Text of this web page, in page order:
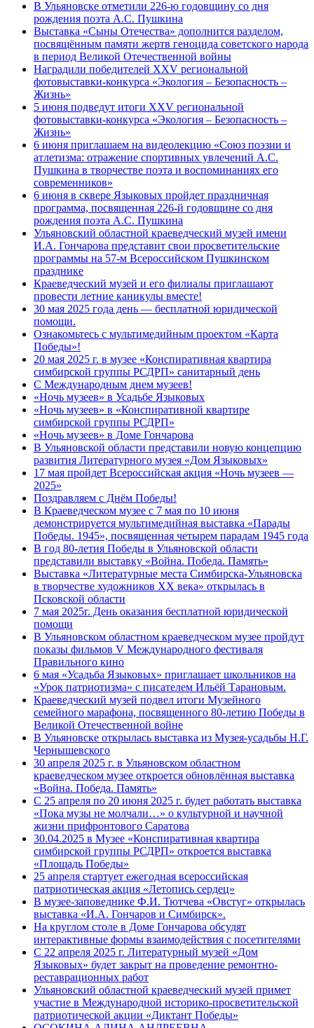
В Ульяновске отметили 226-ю годовщину со дня
рождения поэта А.С. Пушкина
Выставка «Сыны Отечества» дополнится разделом,
посвящённым памяти жертв геноцида советского народа
в период Великой Отечественной войны
Наградили победителей XXV региональной
фотовыставки-конкурса «Экология – Безопасность –
Жизнь»
5 июня подведут итоги XXV региональной
фотовыставки-конкурса «Экология – Безопасность –
Жизнь»
6 июня приглашаем на видеолекцию «Союз поэзии и
атлетизма: отражение спортивных увлечений А.С.
Пушкина в творчестве поэта и воспоминаниях его
современников»
6 июня в сквере Языковых пройдет праздничная
программа, посвященная 226-й годовщине со дня
рождения поэта А.С. Пушкина
Ульяновский областной краеведческий музей имени
И.А. Гончарова представит свои просветительские
программы на 57-м Всероссийском Пушкинском
празднике
Краеведческий музей и его филиалы приглашают
провести летние каникулы вместе!
30 мая 2025 года день — бесплатной юридической
помощи.
Ознакомьтесь с мультимедийным проектом «Карта
Победы»!
20 мая 2025 г. в музее «Конспиративная квартира
симбирской группы РСДРП» санитарный день
С Международным днем музеев!
«Ночь музеев» в Усадьбе Языковых
«Ночь музеев» в «Конспиративной квартире
симбирской группы РСДРП»
«Ночь музеев» в Доме Гончарова
В Ульяновской области представили новую концепцию
развития Литературного музея «Дом Языковых»
17 мая пройдет Всероссийская акция «Ночь музеев —
2025»
Поздравляем с Днём Победы!
В Краеведческом музее с 7 мая по 10 июня
демонстрируется мультимедийная выставка «Парады
Победы. 1945», посвященная четырем парадам 1945 года
В год 80-летия Победы в Ульяновской области
представили выставку «Война. Победа. Память»
Выставка «Литературные места Симбирска-Ульяновска
в творчестве художников XX века» открылась в
Псковской области
7 мая 2025г. День оказания бесплатной юридической
помощи
В Ульяновском областном краеведческом музее пройдут
показы фильмов V Международного фестиваля
Правильного кино
6 мая «Усадьба Языковых» приглашает школьников на
«Урок патриотизма» с писателем Ильёй Тарановым.
Краеведческий музей подвел итоги Музейного
семейного марафона, посвященного 80-летию Победы в
Великой Отечественной войне
В Ульяновске открылась выставка из Музея-усадьбы Н.Г.
Чернышевского
30 апреля 2025 г. в Ульяновском областном
краеведческом музее откроется обновлённая выставка
«Война. Победа. Память»
С 25 апреля по 20 июня 2025 г. будет работать выставка
«Пока музы не молчали…» о культурной и научной
жизни прифронтового Саратова
30.04.2025 в Музее «Конспиративная квартира
симбирской группы РСДРП» откроется выставка
«Площадь Победы»
25 апреля стартует ежегодная всероссийская
патриотическая акция «Летопись сердец»
В музее-заповеднике Ф.И. Тютчева «Овстуг» открылась
выставка «И.А. Гончаров и Симбирск».
На круглом столе в Доме Гончарова обсудят
интерактивные формы взаимодействия с посетителями
С 22 апреля 2025 г. Литературный музей «Дом
Языковых» будет закрыт на проведение ремонтно-
реставрационных работ
Ульяновский областной краеведческий музей примет
участие в Международной историко-просветительской
патриотической акции «Диктант Победы»